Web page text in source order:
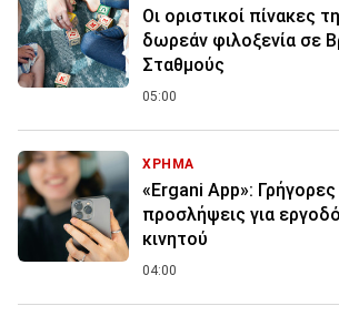
Οι οριστικοί πίνακες
δωρεάν φιλοξενία σε
Σταθμούς
05:00
ΧΡΗΜΑ
«Ergani App»:
προσλήψεις για
κινητού
04:00